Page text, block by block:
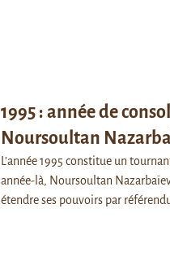
1995 : année de
Noursoultan
L’année 1995 constitue un
année-là, Noursoultan
étendre ses pouvoirs par